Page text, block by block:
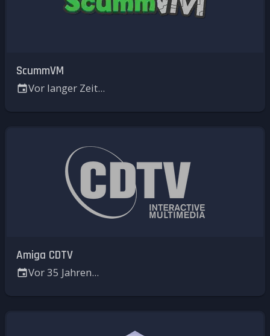
ScummVM
Vor langer Zeit...
Amiga CDTV
Vor 35 Jahren...